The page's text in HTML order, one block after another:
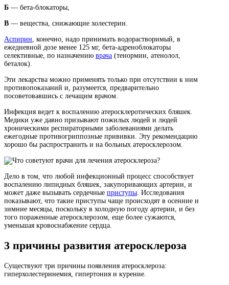
Б — бета-блокаторы,
В — вещества, снижающие холестерин.
Аспирин, конечно, надо принимать водорастворимый, в
ежедневной дозе менее 125 мг, бета-адреноблокаторы
селективные, по назначению врача (тенормин, атенолол,
беталок).
Эти лекарства можно применять только при отсутствии к ним
противопоказаний и, разумеется, предварительно
посоветовавшись с лечащим врачом.
Инфекция ведет к воспалению атеросклеротических бляшек.
Медики уже давно призывают пожилых людей и людей
хроническими респираторными заболеваниями делать
ежегодные противогриппозные прививки. Эту рекомендацию
хорошо бы распространить и на больных атеросклерозом.
Дело в том, что любой инфекционный процесс способствует
воспалению липидных бляшек, закупоривающих артерии, и
может даже вызывать сердечные приступы. Исследования
показывают, что такие приступы чаще происходят в осенние и
зимние месяцы, поскольку в холодную погоду артерии, и без
того пораженные атеросклерозом, еще более сужаются,
уменьшая кровоснабжение сердца.
3 причины развития атеросклероза
Существуют три причины появления атеросклероза:
гиперхолестеринемия, гипертония и курение.